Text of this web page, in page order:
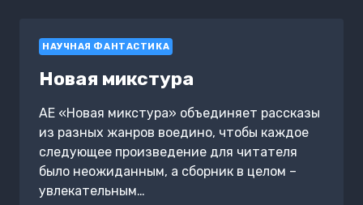
НАУЧНАЯ ФАНТАСТИКА
Новая микстура
АЕ «Новая микстура» объединяет рассказы
из разных жанров воедино, чтобы каждое
следующее произведение для читателя
было неожиданным, а сборник в целом –
увлекательным…